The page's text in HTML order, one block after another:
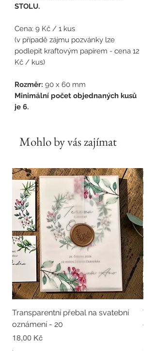
STOLU.
Cena: 9 Kč / 1 kus
(v případě zájmu pozvánky lze
podlepit kraftovým papírem - cena 12
Kč / kus)
Rozměr: 90 x 60 mm
Minimální počet objednaných kusů
je 6.
Mohlo by vás zajímat
Transparentní přebal na svatební
oznámení - 20
Cena
18,00 Kč
.